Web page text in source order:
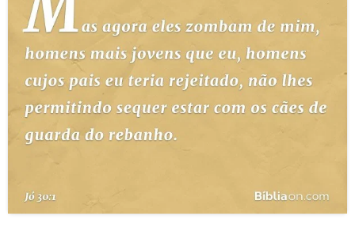
ESBOÇOS DE PREGAÇÃO
TEMAS
PERGUNTE À BÍBLIA IA
QUEM SOMOS